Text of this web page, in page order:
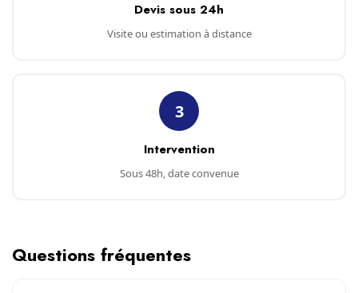
Devis sous 24h
Visite ou estimation à distance
3
Intervention
Sous 48h, date convenue
Questions fréquentes